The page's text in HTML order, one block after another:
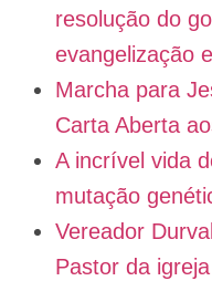
resolução do
evangelização
Marcha para
Carta Aberta
A incrível vida
mutação
Vereador
Pastor da